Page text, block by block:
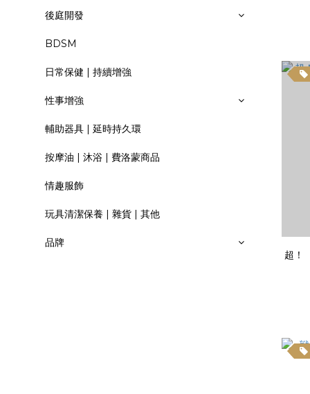
後庭開發
BDSM
日常保健 | 持續增強
性事增強
輔助器具 | 延時持久環
按摩油 | 沐浴 | 費洛蒙商品
情趣服飾
玩具清潔保養 | 雜貨 | 其他
品牌
超！